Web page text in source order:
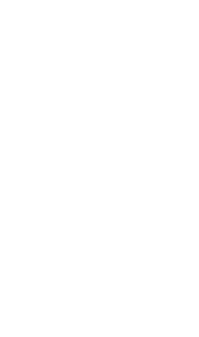
del club de fútbol, ​​kits
bajos!
€17.6. Diseños de fútbol